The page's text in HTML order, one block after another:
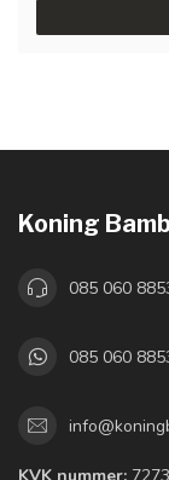
Koning
085 060
085 060